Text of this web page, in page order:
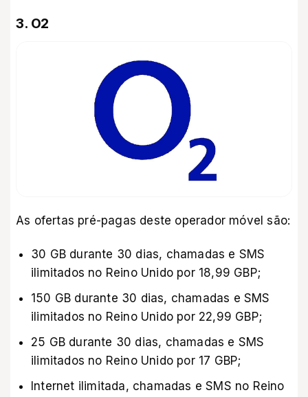
3. O2
As ofertas pré-pagas deste operador móvel são:
30 GB durante 30 dias, chamadas e SMS
ilimitados no Reino Unido por 18,99 GBP;
150 GB durante 30 dias, chamadas e SMS
ilimitados no Reino Unido por 22,99 GBP;
25 GB durante 30 dias, chamadas e SMS
ilimitados no Reino Unido por 17 GBP;
Internet ilimitada, chamadas e SMS no Reino